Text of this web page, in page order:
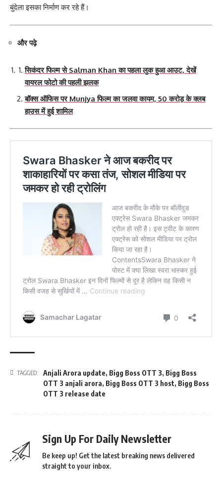
बुंदेला इसका निर्माण कर रहे हैं।
और पढ़े
सिकंदर फिल्म से Salman Khan का पहला लुक हुआ आउट, देखें
वायरल फोटो की पहली झलक
बॉक्स ऑफिस पर Munjya फिल्म का जलवा कायम, 50 करोड़ के क्लब
हाउस में हुई शामिल
TAGGED: Anjali Arora update, Bigg Boss OTT 3, Bigg Boss
OTT 3 anjali arora, Bigg Boss OTT 3 host, Bigg Boss
OTT 3 release date
Sign Up For Daily Newsletter
Be keep up! Get the latest breaking news delivered
straight to your inbox.